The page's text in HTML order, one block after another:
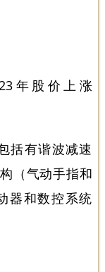
年股价上涨
括有谐波减速
（气动手指和
器和数控系统